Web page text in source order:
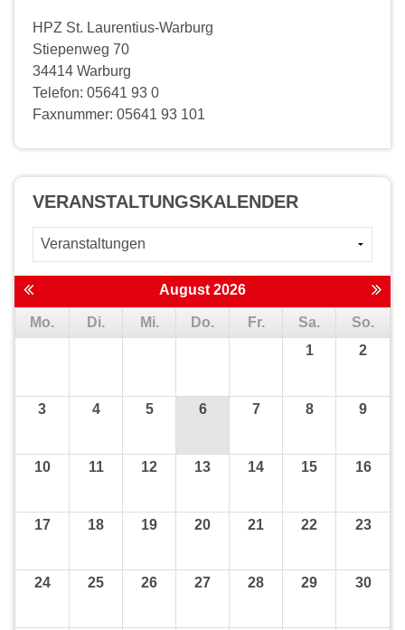
HPZ St. Laurentius-Warburg
Stiepenweg 70
34414 Warburg
Telefon: 05641 93 0
Faxnummer: 05641 93 101
VERANSTALTUNGS­KALENDER
August 2026
Mo. Di. Mi. Do. Fr. Sa.
So.
1
2
3 4 5 6 7 8 9
10 11 12 13 14 15 16
17 18 19 20 21 22 23
24 25 26 27 28 29 30